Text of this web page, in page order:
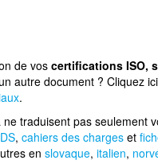
de vos certifications ISO,
autre document ? Cliquez
.
traduisent pas seulement
, cahiers des charges et
en slovaque, italien,